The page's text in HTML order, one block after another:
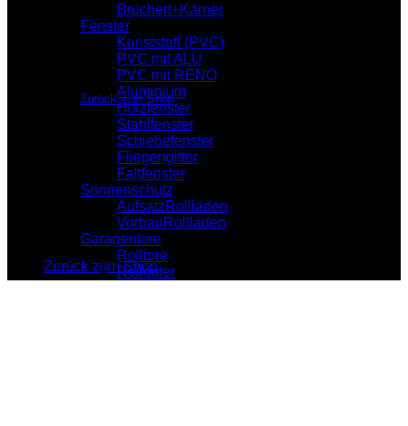
Es befinden sich keine Produkte im Warenkorb.
Zurück zum Shop
Warenkorb
Es befinden sich keine Produkte im Warenkorb.
Zurück zum Shop
Brüchert+Kärner
Fenster
Kunststoff (PVC)
PVC mit ALU
PVC mit RENO
Aluminium
Holzfenster
Stahlfenster
Schiebefenster
Fliegengitter
Faltfenster
Sonnenschutz
AufsatzRollläden
VorbauRollläden
Garagentore
Rolltore
Rollgitter